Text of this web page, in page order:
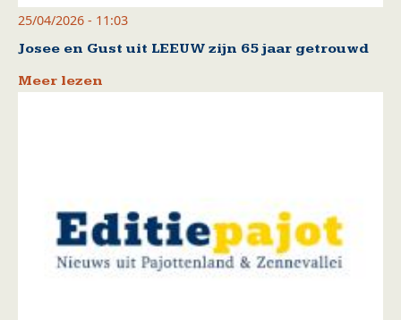
25/04/2026 - 11:03
Josee en Gust uit LEEUW zijn 65 jaar getrouwd
Meer lezen